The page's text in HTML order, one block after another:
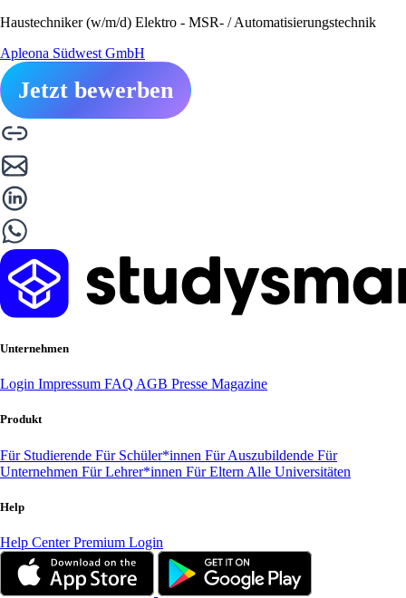
Haustechniker (w/m/d) Elektro - MSR- / Automatisierungstechnik
Apleona Südwest GmbH
Jetzt bewerben
Unternehmen
Login Impressum FAQ AGB Presse Magazine
Produkt
Für Studierende Für Schüler*innen Für Auszubildende Für
Unternehmen Für Lehrer*innen Für Eltern Alle Universitäten
Help
Help CenterPremium Login